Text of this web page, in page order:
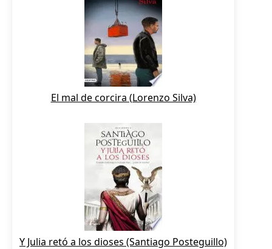
El mal de corcira (Lorenzo Silva)
Y Julia retó a los dioses (Santiago Posteguillo)